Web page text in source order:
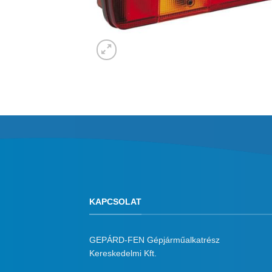
KAPCSOLAT
GEPÁRD-FEN Gépjárműalkatrész
Kereskedelmi Kft.